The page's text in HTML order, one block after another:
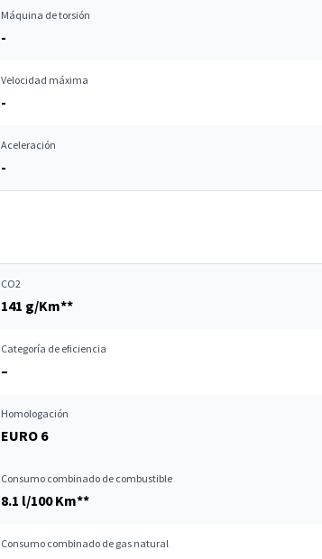
Máquina de torsión
-
Velocidad máxima
-
Aceleración
-
CO2
141 g/Km**
Categoría de eficiencia
–
Homologación
EURO 6
Consumo combinado de combustible
8.1 l/100 Km**
Consumo combinado de gas natural